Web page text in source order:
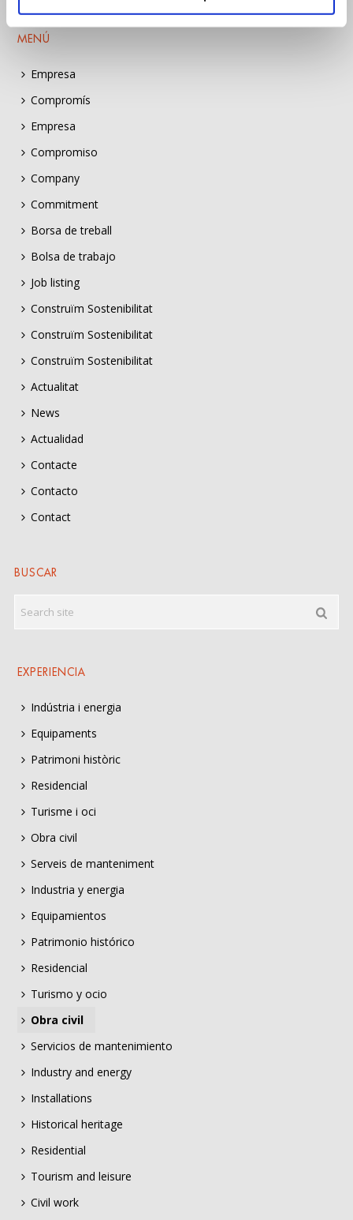
MENÚ
Empresa
Compromís
Empresa
Compromiso
Company
Commitment
Borsa de treball
Bolsa de trabajo
Job listing
Construïm Sostenibilitat
Construïm Sostenibilitat
Construïm Sostenibilitat
Actualitat
News
Actualidad
Contacte
Contacto
Contact
BUSCAR
EXPERIENCIA
Indústria i energia
Equipaments
Patrimoni històric
Residencial
Turisme i oci
Obra civil
Serveis de manteniment
Industria y energia
Equipamientos
Patrimonio histórico
Residencial
Turismo y ocio
Obra civil
Servicios de mantenimiento
Industry and energy
Installations
Historical heritage
Residential
Tourism and leisure
Civil work